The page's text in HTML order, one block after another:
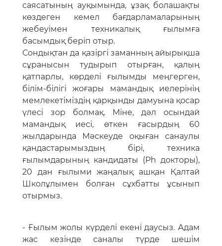
саясатының ауқымында, ұзақ болашақты
көздеген кемел бағдарламаларының
жебеуімен техникалық ғылымға
басымдық беріп отыр.
Сондықтан да қазіргі заманның айырықша
сұранысын тудырып отырған, қалың
қатпарлы, көрделі ғылымды меңгерген,
білім-білігі жоғары мамандық иелерінің
мемлекетіміздің қарқынды дамуына қосар
үлесі зор болмақ. Міне, дәл осындай
мамандық иесі, өткен ғасырдың 60
жылдарында Мәскеуде оқыған санаулы
қандастарымыздың бірі, техника
ғылымдарының кандидаты (Ph докторы),
20 дан ғылыми жаңалық ашқан Қалтай
Школұлымен болған сұхбатты ұсынып
отырмыз.
- Ғылым жолы күрделі екені даусыз. Адам
жас кезінде саналы түрде шешім